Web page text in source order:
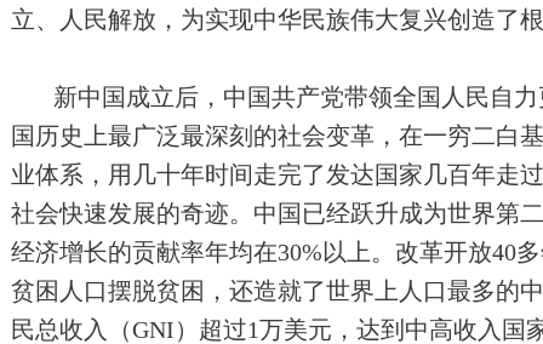
立、人民解放，为实现中华民族伟大复兴创造了
新中国成立后，中国共产党带领全国人民自力
国历史上最广泛最深刻的社会变革，在一穷二白
业体系，用几十年时间走完了发达国家几百年走
社会快速发展的奇迹。中国已经跃升成为世界第
经济增长的贡献率年均在30%以上。改革开放40
贫困人口摆脱贫困，还造就了世界上人口最多的
民总收入（GNI）超过1万美元，达到中高收入国